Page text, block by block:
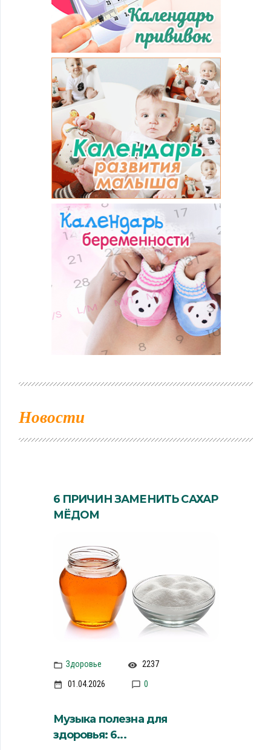
Новости
6 ПРИЧИН ЗАМЕНИТЬ САХАР
МЁДОМ
Здоровье 2237
01.04.2026 0
Музыка полезна для
здоровья: 6...